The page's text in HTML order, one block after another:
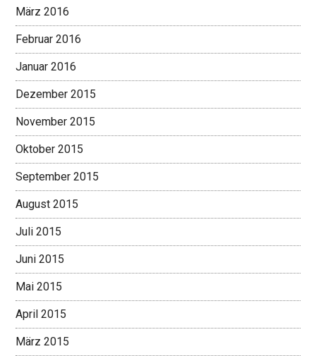
März 2016
Februar 2016
Januar 2016
Dezember 2015
November 2015
Oktober 2015
September 2015
August 2015
Juli 2015
Juni 2015
Mai 2015
April 2015
März 2015